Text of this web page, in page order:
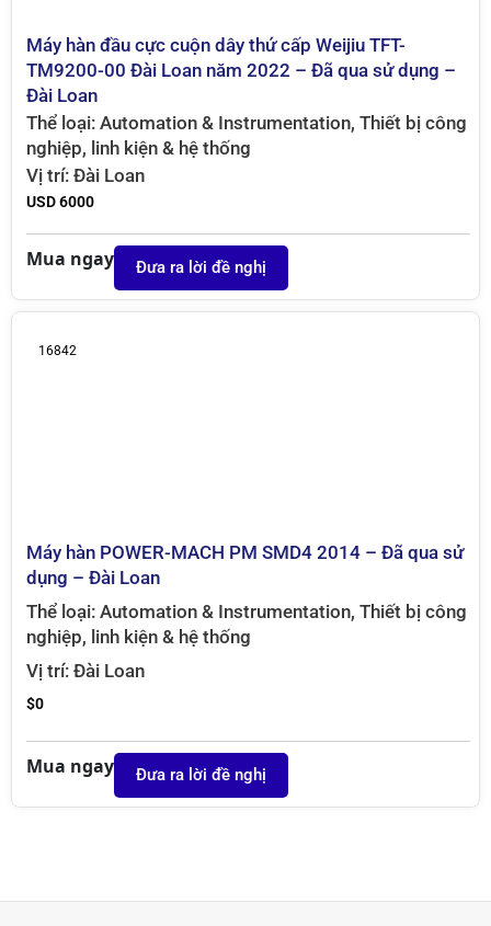
Máy hàn đầu cực cuộn dây thứ cấp Weijiu TFT-
TM9200-00 Đài Loan năm 2022 – Đã qua sử dụng –
Đài Loan
Thể loại: Automation & Instrumentation, Thiết bị công
nghiệp, linh kiện & hệ thống
Vị trí: Đài Loan
USD 6000
Mua ngay Đưa ra lời đề nghị
16842
Máy hàn POWER-MACH PM SMD4 2014 – Đã qua sử
dụng – Đài Loan
Thể loại: Automation & Instrumentation, Thiết bị công
nghiệp, linh kiện & hệ thống
Vị trí: Đài Loan
$0
Mua ngay Đưa ra lời đề nghị